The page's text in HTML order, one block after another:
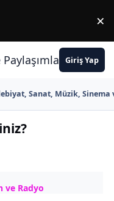
×
PaylaşımlarınGiriş Yap
Sanat, Müzik, Sinema
ve Radyo